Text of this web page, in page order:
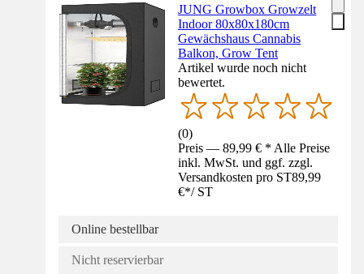
JUNG Growbox Growzelt
Indoor 80x80x180cm
Gewächshaus Cannabis
Balkon, Grow Tent
Artikel wurde noch nicht
bewertet.
(0)
Preis — 89,99 € * Alle Preise
inkl. MwSt. und ggf. zzgl.
Versandkosten pro ST89,99
€*/ ST
Online bestellbar
Nicht reservierbar